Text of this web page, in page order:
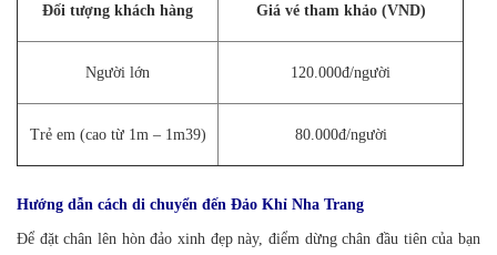
Đối tượng khách hàng Giá vé tham khảo (VND)
Người lớn 120.000đ/người
Trẻ em (cao từ 1m – 1m39) 80.000đ/người
Hướng dẫn cách di chuyển đến Đảo Khỉ Nha Trang
Để đặt chân lên hòn đảo xinh đẹp này, điểm dừng chân đầu tiên của bạn